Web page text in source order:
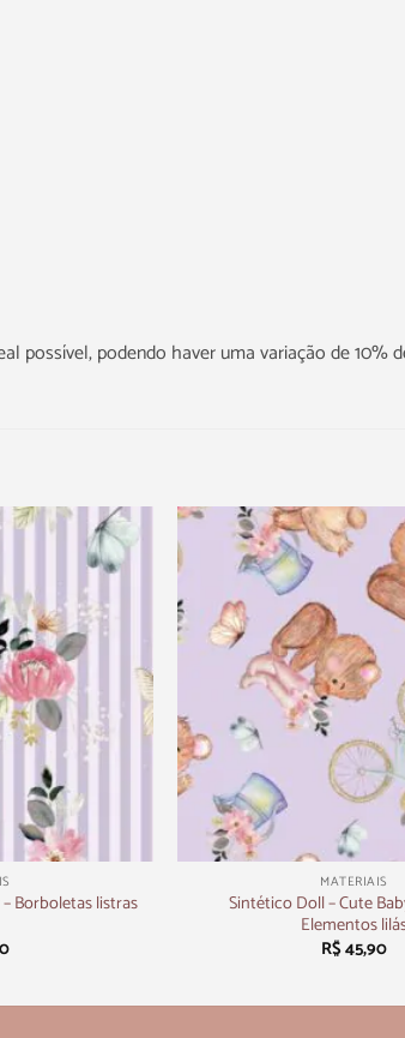
podendo haver uma variação de 10%
Borboletas listras
+
MATERIAIS
Sintético Doll – Cute
Elementos
R$45,90